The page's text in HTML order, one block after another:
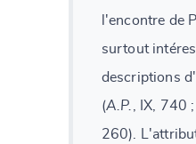
l'encontre de
surtout
descriptions
(A.P. , IX, 740 ;
260).